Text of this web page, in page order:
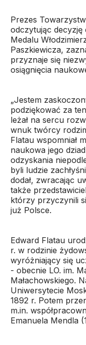
Prezes
odczytując decyzję
Medalu
Paszkiewicza,
przyznaje się
osiągnięcia
„Jestem
podziękować za
leżał na sercu
wnuk twórcy
Flatau wspomniał
naukowa jego
odzyskania
byli ludzie
dodał, zwracając
także
którzy przyczynili
już Polsce.
Edward Flatau
r. w rodzinie
wyróżniający się
- obecnie LO. im.
Małachowskiego.
Uniwersytecie
1892 r. Potem
m.in.
Emanuela Mendla